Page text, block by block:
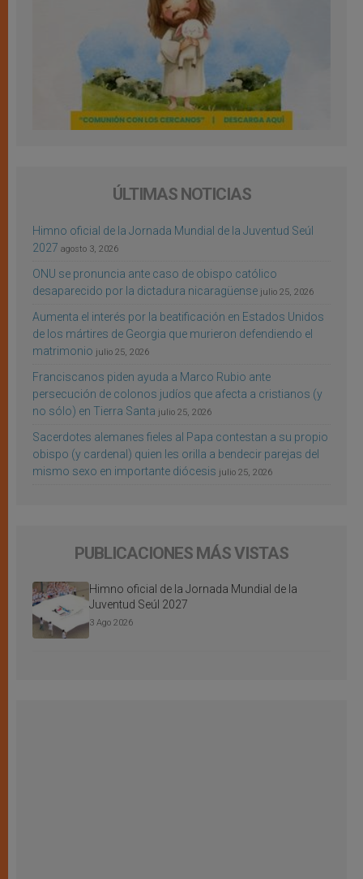
ÚLTIMAS NOTICIAS
Himno oficial de la Jornada Mundial de la Juventud Seúl
2027 agosto 3, 2026
ONU se pronuncia ante caso de obispo católico
desaparecido por la dictadura nicaragüense julio 25, 2026
Aumenta el interés por la beatificación en Estados Unidos
de los mártires de Georgia que murieron defendiendo el
matrimonio julio 25, 2026
Franciscanos piden ayuda a Marco Rubio ante
persecución de colonos judíos que afecta a cristianos (y
no sólo) en Tierra Santa julio 25, 2026
Sacerdotes alemanes fieles al Papa contestan a su propio
obispo (y cardenal) quien les orilla a bendecir parejas del
mismo sexo en importante diócesis julio 25, 2026
PUBLICACIONES MÁS VISTAS
Himno oficial de la Jornada Mundial de la
Juventud Seúl 2027
3 Ago 2026